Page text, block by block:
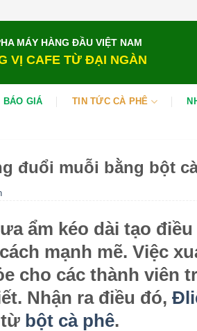
MÁY HÀNG ĐẦU VIỆT NAM
VỊ CAFE TỪ ĐẠI NGÀN
BÁO GIÁ TIN TỨC CÀ PHÊ
đuổi muỗi bằng bột
ẩm kéo dài tạo
mạnh mẽ. Việc
cho các thành viên
Nhận ra điều đó,
bột cà phê.